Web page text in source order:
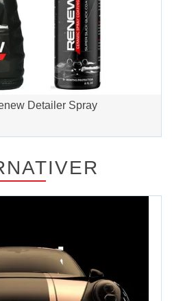
Detailer Spray